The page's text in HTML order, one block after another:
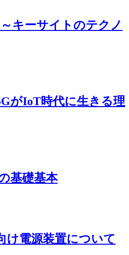
キーサイトのテクノ
がIoT時代に生きる理
基礎基本
け電源装置について